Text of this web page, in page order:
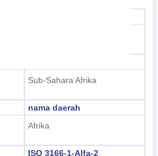
Sub-Sahara Afrika
nama daerah
Afrika
ISO 3166-1-Alfa-2